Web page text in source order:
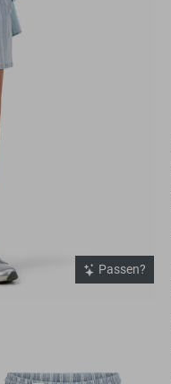
Passen?